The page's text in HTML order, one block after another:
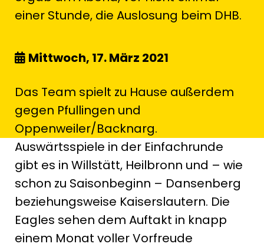
einer Stunde, die Auslosung beim DHB.
Mittwoch, 17. März 2021
Das Team spielt zu Hause außerdem
gegen Pfullingen und
Oppenweiler/Backnarg.
Auswärtsspiele in der Einfachrunde
gibt es in Willstätt, Heilbronn und – wie
schon zu Saisonbeginn – Dansenberg
beziehungsweise Kaiserslautern. Die
Eagles sehen dem Auftakt in knapp
einem Monat voller Vorfreude